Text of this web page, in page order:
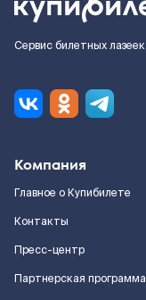
Сервис билетных лазеек
Компания
Главное о Купибилете
Контакты
Пресс-центр
Партнерская программа